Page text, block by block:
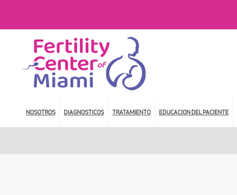
NOSOTROS DIAGNOSTICOS TRATAMIENTO EDUCACION DEL PACIENTE